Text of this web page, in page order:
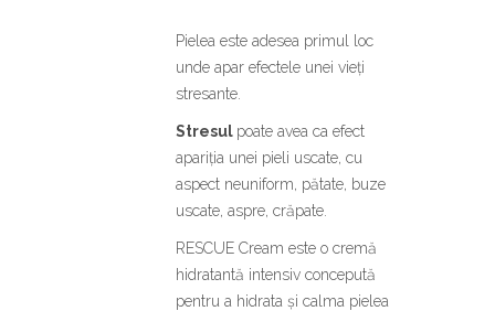
Pielea este adesea primul loc
unde apar efectele unei vieți
stresante.
Stresul poate avea ca efect
apariția unei pieli uscate, cu
aspect neuniform, pătate, buze
uscate, aspre, crăpate.
RESCUE Cream este o cremă
hidratantă intensiv concepută
pentru a hidrata și calma pielea